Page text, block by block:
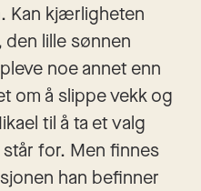
Kan kjærligheten
lille sønnen
noe annet enn
om å slippe vekk og
til å ta et valg
for. Men finnes
han befinner